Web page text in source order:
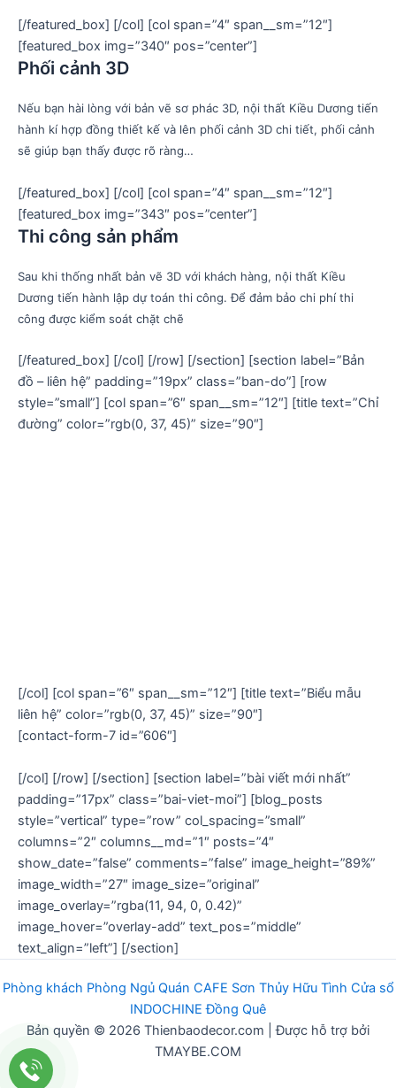
[/featured_box] [/col] [col span=”4″ span__sm=”12″]
[featured_box img=”340″ pos=”center”]
Phối cảnh 3D
Nếu bạn hài lòng với bản vẽ sơ phác 3D, nội thất Kiều Dương tiến
hành kí hợp đồng thiết kế và lên phối cảnh 3D chi tiết, phối cảnh
sẽ giúp bạn thấy được rõ ràng…
[/featured_box] [/col] [col span=”4″ span__sm=”12″]
[featured_box img=”343″ pos=”center”]
Thi công sản phẩm
Sau khi thống nhất bản vẽ 3D với khách hàng, nội thất Kiều
Dương tiến hành lập dự toán thi công. Để đảm bảo chi phí thi
công được kiểm soát chặt chẽ
[/featured_box] [/col] [/row] [/section] [section label=”Bản
đồ – liên hệ” padding=”19px” class=”ban-do”] [row
style=”small”] [col span=”6″ span__sm=”12″] [title text=”Chỉ
đường” color=”rgb(0, 37, 45)” size=”90″]
[/col] [col span=”6″ span__sm=”12″] [title text=”Biểu mẫu
liên hệ” color=”rgb(0, 37, 45)” size=”90″]
[contact-form-7 id=”606″]
[/col] [/row] [/section] [section label=”bài viết mới nhất”
padding=”17px” class=”bai-viet-moi”] [blog_posts
style=”vertical” type=”row” col_spacing=”small”
columns=”2″ columns__md=”1″ posts=”4″
show_date=”false” comments=”false” image_height=”89%”
image_width=”27″ image_size=”original”
image_overlay=”rgba(11, 94, 0, 0.42)”
image_hover=”overlay-add” text_pos=”middle”
text_align=”left”] [/section]
Phòng khách Phòng Ngủ Quán CAFE Sơn Thủy Hữu Tình Cửa sổ
INDOCHINE Đồng Quê
Bản quyền © 2026 Thienbaodecor.com | Được hỗ trợ bởi
TMAYBE.COM